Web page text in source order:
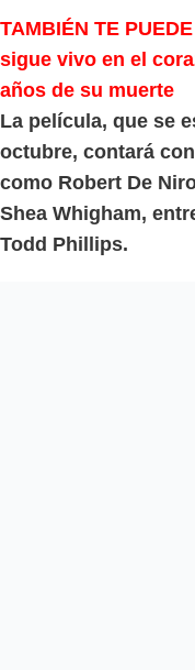
TAMBIÉN TE
sigue vivo en el
años de su muerte
La película, que se
octubre, contará
como Robert De
Shea Whigham,
Todd Phillips.